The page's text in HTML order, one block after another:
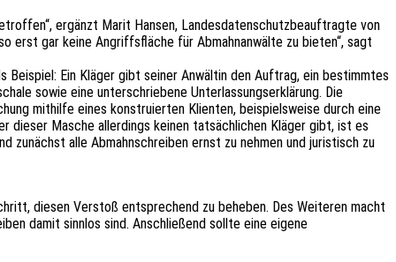
ergänzt Marit Hansen, Landesdatenschutzbeauftragte von
erst gar keine Angriffsfläche für Abmahnanwälte zu bieten“, sagt
Beispiel: Ein Kläger gibt seiner Anwältin den Auftrag, ein bestimmtes
sowie eine unterschriebene Unterlassungserklärung. Die
mithilfe eines konstruierten Klienten, beispielsweise durch eine
dieser Masche allerdings keinen tatsächlichen Kläger gibt, ist es
zunächst alle Abmahnschreiben ernst zu nehmen und juristisch zu
diesen Verstoß entsprechend zu beheben. Des Weiteren macht
damit sinnlos sind. Anschließend sollte eine eigene